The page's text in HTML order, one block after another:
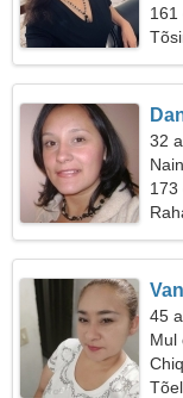
161
32
173
45
Mul